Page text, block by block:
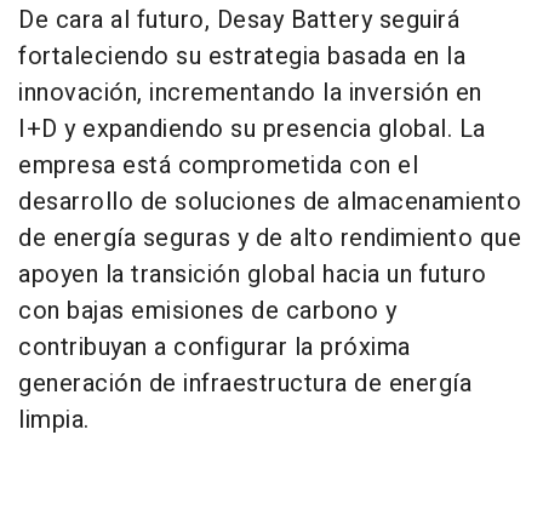
De cara al futuro, Desay Battery seguirá
fortaleciendo su estrategia basada en la
innovación, incrementando la inversión en
I+D y expandiendo su presencia global. La
empresa está comprometida con el
desarrollo de soluciones de almacenamiento
de energía seguras y de alto rendimiento que
apoyen la transición global hacia un futuro
con bajas emisiones de carbono y
contribuyan a configurar la próxima
generación de infraestructura de energía
limpia.